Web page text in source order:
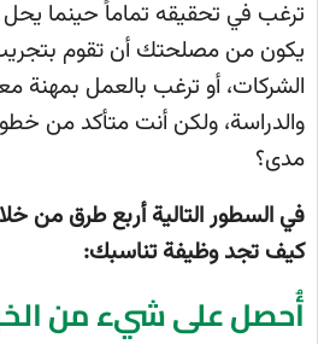
ترغب في تحقيقه تماماً حينما يحل
يكون من مصلحتك أن تقوم
الشركات، أو ترغب بالعمل بمهنة
والدراسة، ولكن أنت متأكد من
مدى؟
في السطور التالية أربع طرق من
كيف تجد وظيفة تناسبك:
أُحصل على شيء من